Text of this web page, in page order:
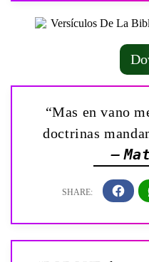
“Mas en vano
doctrinas
—